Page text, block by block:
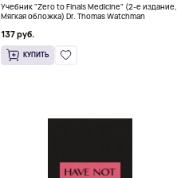
Учебник "Zero to Finals Medicine" (2-е издание,
Мягкая обложка) Dr. Thomas Watchman
137 руб.
КУПИТЬ